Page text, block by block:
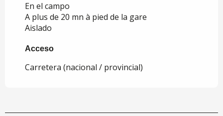
En el campo
A plus de 20 mn à pied de la gare
Aislado
Acceso
Acceso
Carretera (nacional / provincial)